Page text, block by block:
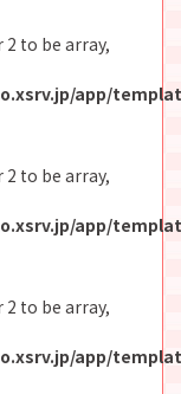
to be array,
app/
to be array,
app/
to be array,
app/